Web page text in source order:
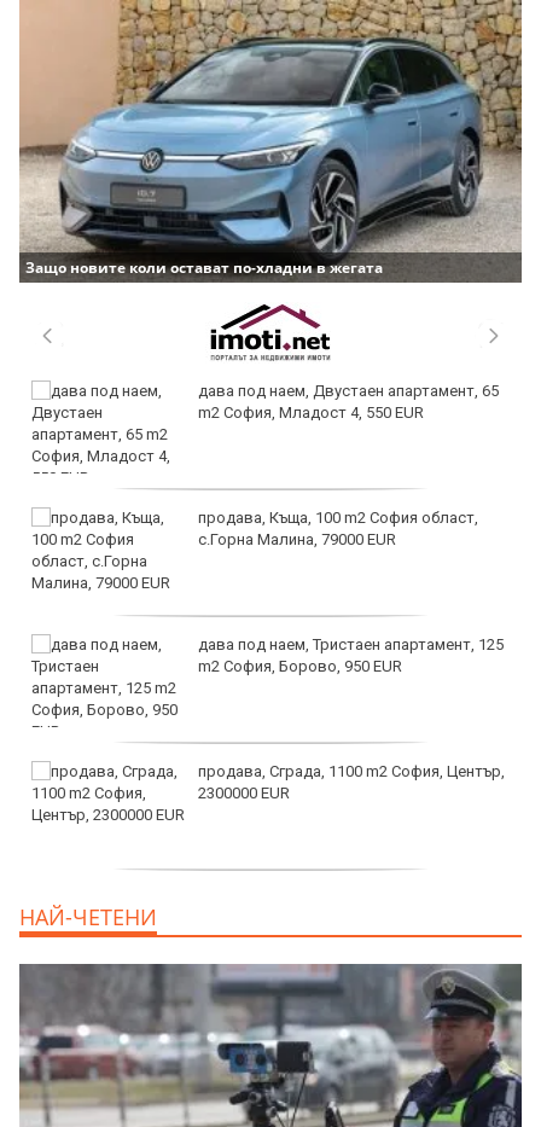
Защо новите коли остават по-хладни в жегата
дава под наем, Двустаен апартамент, 65
m2 София, Младост 4, 550 EUR
продава, Къща, 100 m2 София област,
с.Горна Малина, 79000 EUR
дава под наем, Тристаен апартамент, 125
m2 София, Борово, 950 EUR
продава, Сграда, 1100 m2 София, Център,
2300000 EUR
НАЙ-ЧЕТЕНИ